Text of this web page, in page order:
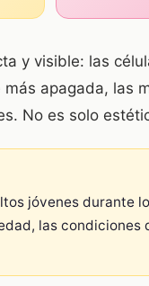
y visible: las
apagada, las
No es solo
jóvenes durante
las condiciones